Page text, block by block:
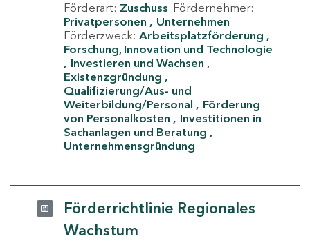
Förderart: Zuschuss Fördernehmer:
Privatpersonen
Unternehmen
Förderzweck: Arbeitsplatzförderung
Forschung, Innovation und Technologie
Investieren und Wachsen
Existenzgründung
Qualifizierung/Aus- und
Weiterbildung/Personal
Förderung
von Personalkosten
Investitionen in
Sachanlagen und Beratung
Unternehmensgründung
Förderrichtlinie Regionales
Wachstum